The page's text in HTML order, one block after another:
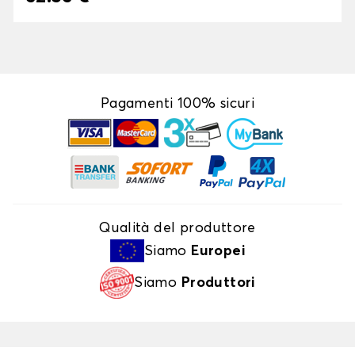
Pagamenti 100% sicuri
Qualità del produttore
Siamo Europei
Siamo Produttori